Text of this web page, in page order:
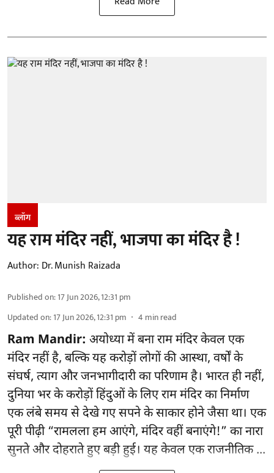
ब्लॉग
यह राम मंदिर नहीं, भाजपा का मंदिर है !
Author: Dr. Munish Raizada
Published on:17 Jun 2026, 12:31 pm
Updated on:17 Jun 2026, 12:31 pm 4 min read
Ram Mandir: अयोध्या में बना राम मंदिर केवल एक
मंदिर नहीं है, बल्कि यह करोड़ों लोगों की आस्था, वर्षों के
संघर्ष, त्याग और जनभागीदारी का परिणाम है। भारत ही नहीं,
दुनिया भर के करोड़ों हिंदुओं के लिए राम मंदिर का निर्माण
एक लंबे समय से देखे गए सपने के साकार होने जैसा था। एक
पूरी पीढ़ी “रामलला हम आएंगे, मंदिर वहीं बनाएंगे!” का नारा
सुनते और दोहराते हुए बड़ी हुई। यह केवल एक राजनीतिक ...